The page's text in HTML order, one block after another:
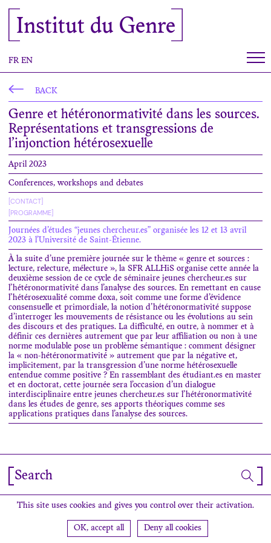
Institut du Genre
FR EN
BACK
Genre et hétéronormativité dans les sources.
Représentations et transgressions de
l’injonction hétérosexuelle
April 2023
Conferences, workshops and debates
[CONTACT]
[PROGRAMME]
Journées d’études “jeunes chercheur.es” organisée les 12 et 13 avril
2023 à l’Université de Saint-Étienne.
À la suite d’une première journée sur le thème « genre et sources :
lecture, relecture, mélecture », la SFR ALLHiS organise cette année la
deuxième session de ce cycle de séminaire jeunes chercheur.es sur
l’hétéronormativité dans l’analyse des sources. En remettant en cause
l’hétérosexualité comme doxa, soit comme une forme d’évidence
consensuelle et primordiale, la notion d’hétéronormativité suppose
d’interroger les mouvements de résistance ou les évolutions au sein
des discours et des pratiques. La difficulté, en outre, à nommer et à
définir ces dernières autrement que par leur affiliation ou non à une
norme modulable pose un problème sémantique : comment désigner
la « non-hétéronormativité » autrement que par la négative et,
implicitement, par la transgression d’une norme hétérosexuelle
entendue comme positive ? En rassemblant des étudiant.es en master
et en doctorat, cette journée sera l’occasion d’un dialogue
interdisciplinaire entre jeunes chercheur.es sur l’hétéronormativité
dans les études de genre, ses apports théoriques comme ses
applications pratiques dans l’analyse des sources.
Search
Newsletter Contact Find us Credits
This site uses cookies and gives you control over their activation.
OK, accept all Deny all cookies